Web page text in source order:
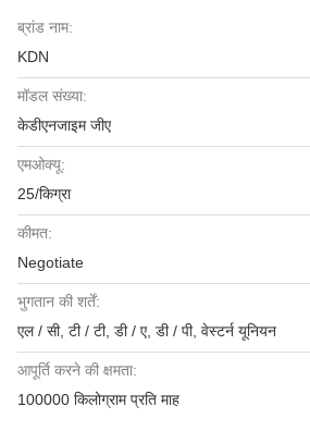
ब्रांड नाम:
KDN
मॉडल संख्या:
केडीएनजाइम जीए
एमओक्यू:
25/किग्रा
कीमत:
Negotiate
भुगतान की शर्तें:
एल / सी, टी / टी, डी / ए, डी / पी, वेस्टर्न यूनियन
आपूर्ति करने की क्षमता:
100000 किलोग्राम प्रति माह